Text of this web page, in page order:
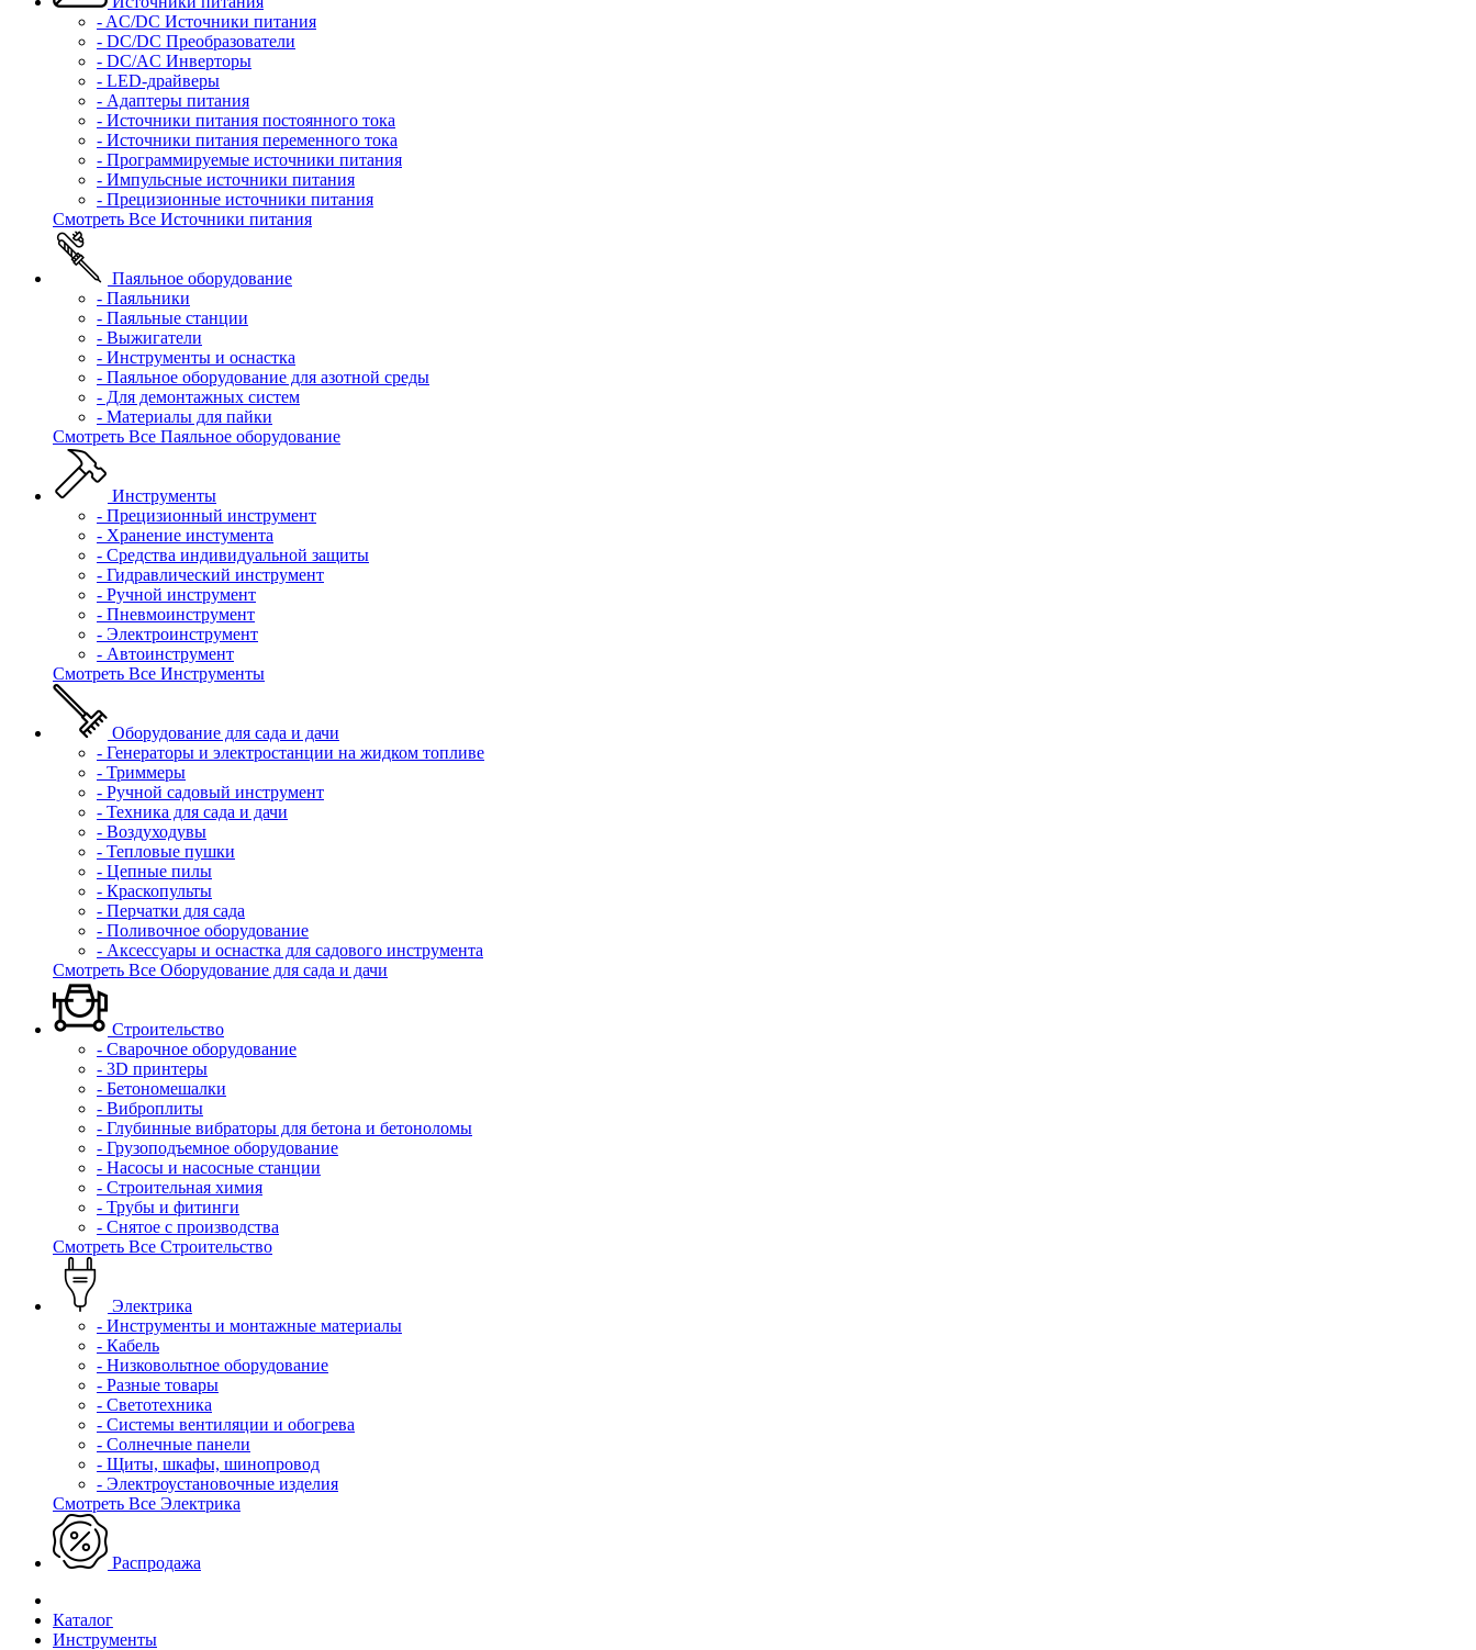
- AC/DC Источники питания
- DC/DC Преобразователи
- DC/AC Инверторы
- LED-драйверы
- Адаптеры питания
- Источники питания постоянного тока
- Источники питания переменного тока
- Программируемые источники питания
- Импульсные источники питания
- Прецизионные источники питания
Смотреть Все Источники питания
Паяльное оборудование
- Паяльники
- Паяльные станции
- Выжигатели
- Инструменты и оснастка
- Паяльное оборудование для азотной среды
- Для демонтажных систем
- Материалы для пайки
Смотреть Все Паяльное оборудование
Инструменты
- Прецизионный инструмент
- Хранение инстумента
- Средства индивидуальной защиты
- Гидравлический инструмент
- Ручной инструмент
- Пневмоинструмент
- Электроинструмент
- Автоинструмент
Смотреть Все Инструменты
Оборудование для сада и дачи
- Генераторы и электростанции на жидком топливе
- Триммеры
- Ручной садовый инструмент
- Техника для сада и дачи
- Воздуходувы
- Тепловые пушки
- Цепные пилы
- Краскопульты
- Перчатки для сада
- Поливочное оборудование
- Аксессуары и оснастка для садового инструмента
Смотреть Все Оборудование для сада и дачи
Строительство
- Сварочное оборудование
- 3D принтеры
- Бетономешалки
- Виброплиты
- Глубинные вибраторы для бетона и бетоноломы
- Грузоподъемное оборудование
- Насосы и насосные станции
- Строительная химия
- Трубы и фитинги
- Снятое с производства
Смотреть Все Строительство
Электрика
- Инструменты и монтажные материалы
- Кабель
- Низковольтное оборудование
- Разные товары
- Светотехника
- Системы вентиляции и обогрева
- Солнечные панели
- Щиты, шкафы, шинопровод
- Электроустановочные изделия
Смотреть Все Электрика
Распродажа
Каталог
Инструменты